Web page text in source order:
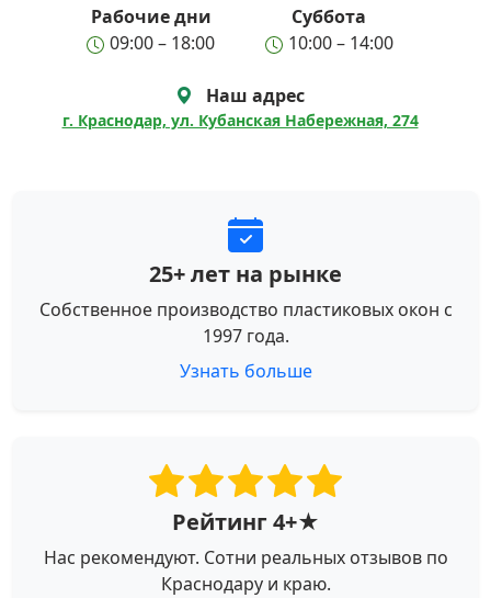
Рабочие дни
Суббота
09:00 – 18:00
10:00 – 14:00
Наш адрес
г. Краснодар, ул. Кубанская Набережная, 274
25+ лет на рынке
Собственное производство пластиковых окон с
1997 года.
Узнать больше
Рейтинг 4+★
Нас рекомендуют. Сотни реальных отзывов по
Краснодару и краю.